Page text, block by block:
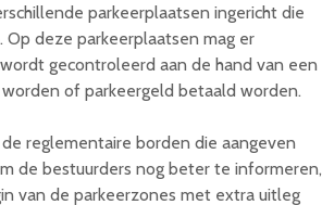
parkeerplaatsen ingericht die
deze parkeerplaatsen mag er
gecontroleerd aan de hand van een
of parkeergeld betaald worden.
reglementaire borden die aangeven
de bestuurders nog beter te informeren,
van de parkeerzones met extra uitleg